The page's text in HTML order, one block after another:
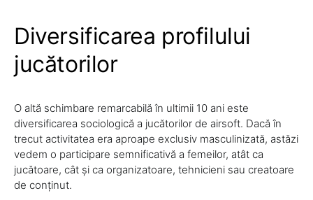
Diversificarea profilului
jucătorilor
O altă schimbare remarcabilă în ultimii 10 ani este
diversificarea sociologică a jucătorilor de airsoft. Dacă în
trecut activitatea era aproape exclusiv masculinizată, astăzi
vedem o participare semnificativă a femeilor, atât ca
jucătoare, cât și ca organizatoare, tehnicieni sau creatoare
de conținut.